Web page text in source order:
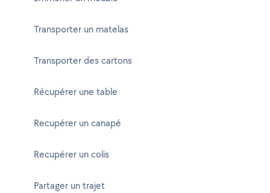
Transporter un matelas
Transporter des cartons
Récupérer une table
Recupérer un canapé
Recupérer un colis
Partager un trajet